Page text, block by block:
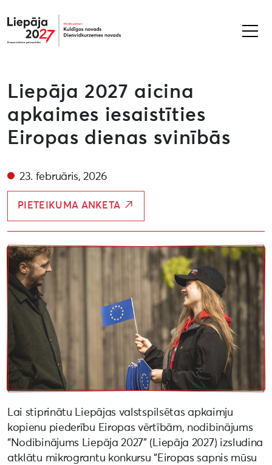
Liepāja2027
Liepāja 2027 aicina
apkaimes iesaistīties
Eiropas dienas svinībās
23. februāris, 2026
PIETEIKUMA ANKETA
Lai stiprinātu Liepājas valstspilsētas apkaimju
kopienu piederību Eiropas vērtībām, nodibinājums
“Nodibinājums Liepāja 2027” (Liepāja 2027) izsludina
atklātu mikrograntu konkursu “Eiropas sapnis mūsu